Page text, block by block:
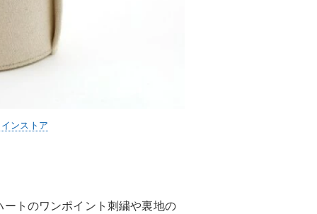
ンストア
トのワンポイント刺繍や裏地の